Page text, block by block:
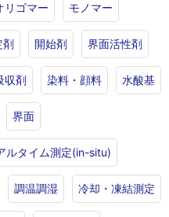
リゴマー モノマー
剤 開始剤 界面活性剤
収剤 染料・顔料 水酸基
界面
ルタイム測定(in-situ)
調温調湿 冷却・凍結測定